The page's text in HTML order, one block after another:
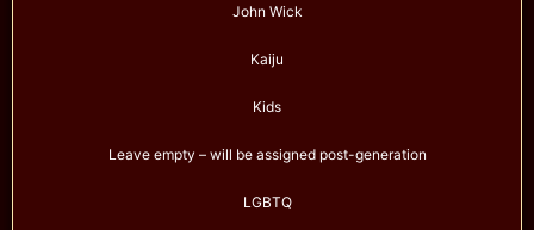
John Wick
Kaiju
Kids
Leave empty – will be assigned post-generation
LGBTQ